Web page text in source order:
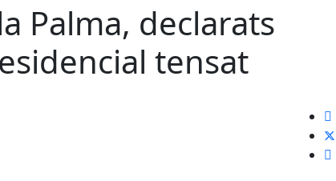
Palma, declarats
tensat